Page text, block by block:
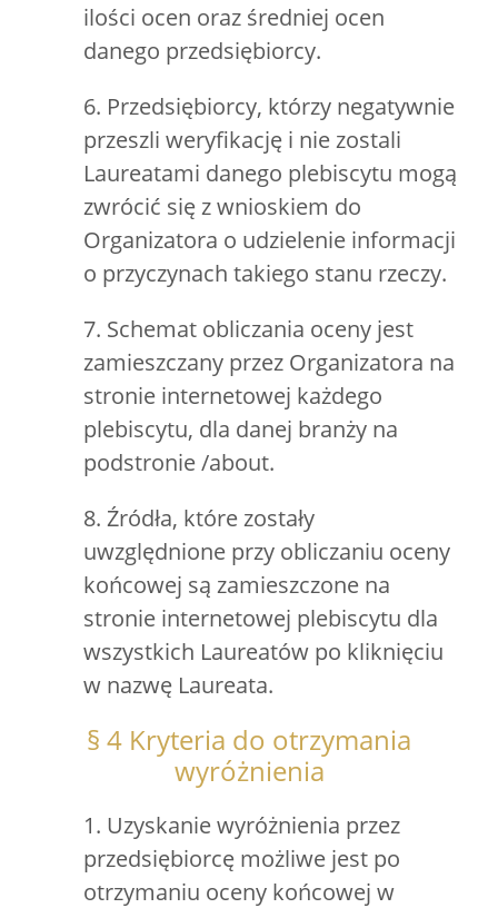
ilości ocen oraz średniej ocen
danego przedsiębiorcy.
6. Przedsiębiorcy, którzy negatywnie
przeszli weryfikację i nie zostali
Laureatami danego plebiscytu mogą
zwrócić się z wnioskiem do
Organizatora o udzielenie informacji
o przyczynach takiego stanu rzeczy.
7. Schemat obliczania oceny jest
zamieszczany przez Organizatora na
stronie internetowej każdego
plebiscytu, dla danej branży na
podstronie /about.
8. Źródła, które zostały
uwzględnione przy obliczaniu oceny
końcowej są zamieszczone na
stronie internetowej plebiscytu dla
wszystkich Laureatów po kliknięciu
w nazwę Laureata.
§ 4 Kryteria do otrzymania
wyróżnienia
1. Uzyskanie wyróżnienia przez
przedsiębiorcę możliwe jest po
otrzymaniu oceny końcowej w